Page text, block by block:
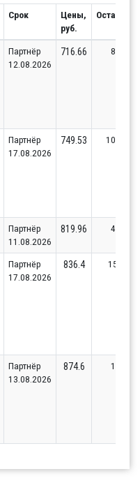
Срок
Цены,
руб.
Остаток
Партнёр
12.08.2026
716.66 8
Партнёр
17.08.2026
749.53 100
Партнёр
11.08.2026
819.96 4
Партнёр
17.08.2026
836.4 15
Партнёр
13.08.2026
874.6 1